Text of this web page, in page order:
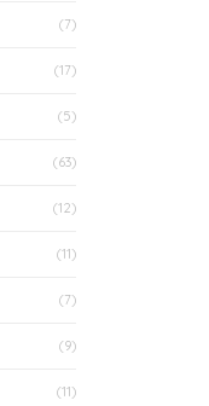
(7)
(17)
(5)
(63)
(12)
(11)
(7)
(9)
(11)